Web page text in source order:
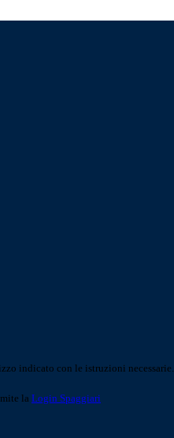
indicato con le istruzioni necessarie.
la Login Spaggiari